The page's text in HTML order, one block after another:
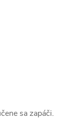
sa zapáči.